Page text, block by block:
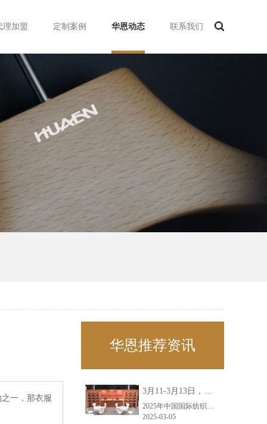
理加盟 定制案例 华恩动态 联系我们
一，那衣服
华恩推荐资讯
3月11-3月13日，华恩诚邀您共赴上海面辅料春夏展——华恩
2025年中国国际纺织面料及辅料（春夏）博览会即将盛大开启！感谢您对华恩品牌的关注！3.11-3.13，杭州华恩（LEMONLEE）诚邀您共赴这场春日的宴会！
2025-03-05